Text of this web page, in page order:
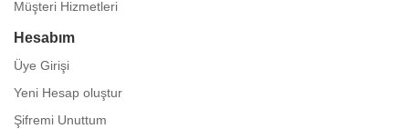
Müşteri Hizmetleri
Hesabım
Üye Girişi
Yeni Hesap oluştur
Şifremi Unuttum